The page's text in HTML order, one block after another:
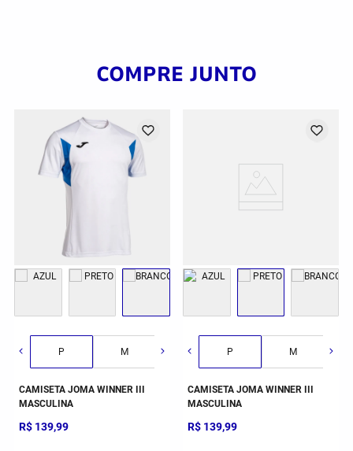
COMPRE JUNTO
G GG 2GG/3G
P M G
CAMISETA JOMA WINNER III
MASCULINA
R$ 139,99
P M
CAMISETA JOMA WINNER III
MASCULINA
R$ 139,99